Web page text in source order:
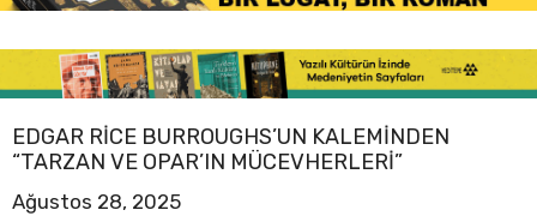
EDGAR RICE BURROUGHS’UN KALEMINDEN
“TARZAN VE OPAR’IN MÜCEVHERLERI”
Ağustos 28, 2025